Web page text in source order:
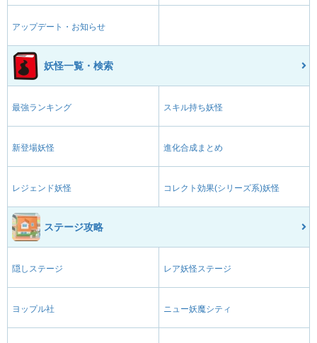
アップデート・お知らせ
妖怪一覧・検索
最強ランキング スキル持ち妖怪
新登場妖怪 進化合成まとめ
レジェンド妖怪 コレクト効果(シリーズ系)妖怪
ステージ攻略
隠しステージ レア妖怪ステージ
ヨップル社 ニュー妖魔シティ